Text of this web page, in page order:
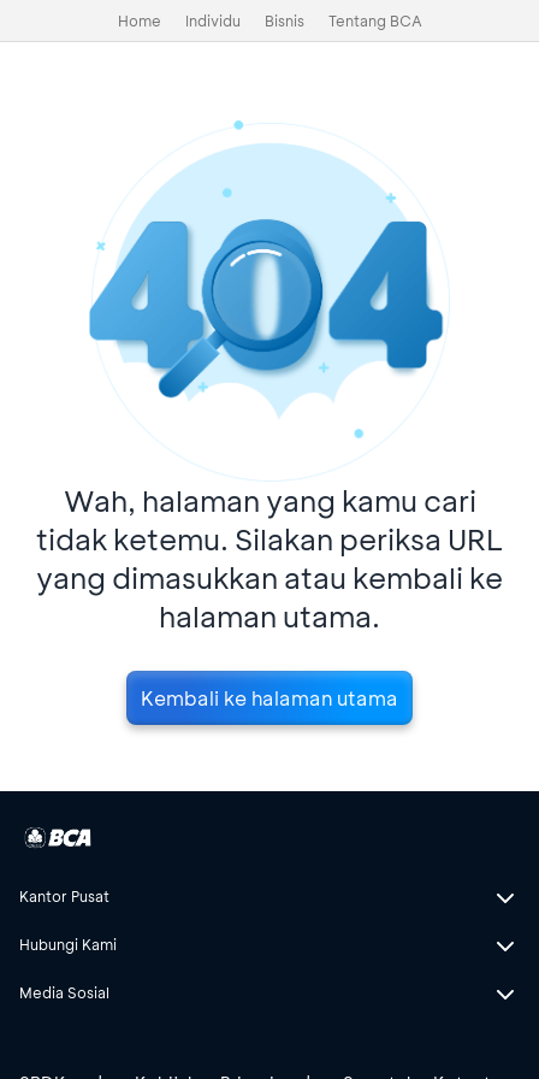
Home Individu Bisnis Tentang BCA
Wah, halaman yang kamu cari
tidak ketemu. Silakan periksa URL
yang dimasukkan atau kembali ke
halaman utama.
Kembali ke halaman utama
Kantor Pusat
Hubungi Kami
Media Sosial